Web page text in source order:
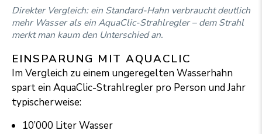
Direkter Vergleich: ein Standard-Hahn verbraucht deutlich
mehr Wasser als ein AquaClic-Strahlregler – dem Strahl
merkt man kaum den Unterschied an.
EINSPARUNG MIT AQUACLIC
Im Vergleich zu einem ungeregelten Wasserhahn
spart ein AquaClic-Strahl­reg­ler pro Person und Jahr
ty­pi­scher­wei­se:
10’000 Liter Wasser